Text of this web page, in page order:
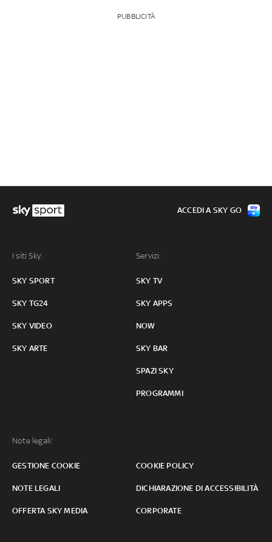
PUBBLICITÀ
I siti Sky:
SKY SPORT
SKY TG24
SKY VIDEO
SKY ARTE
Servizi:
SKY TV
SKY APPS
NOW
SKY BAR
SPAZI SKY
PROGRAMMI
Note legali:
GESTIONE COOKIE COOKIE POLICY
NOTE LEGALI DICHIARAZIONE DI ACCESSIBILITÀ
OFFERTA SKY MEDIA CORPORATE
ACCEDI A SKY GO